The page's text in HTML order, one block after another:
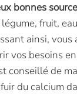
bonnes
légume, fruit,
ainsi, vous
vos besoins
conseillé de
du calcium